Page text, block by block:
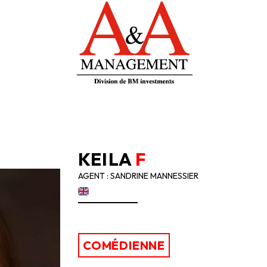
KEILA F
AGENT : SANDRINE MANNESSIER
COMÉDIENNE